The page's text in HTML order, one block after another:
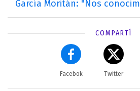
García Moritán: "Nos
COMPARTÍ
Facebok Twitter